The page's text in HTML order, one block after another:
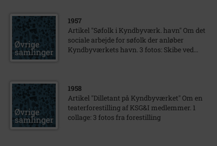
1957
Artikel "Søfolk i Kyndbyværk. havn" Om det
sociale arbejde for søfolk der anløber
Kyndbyværkets havn. 3 fotos: Skibe ved...
1958
Artikel "Dilletant på Kyndbyværket" Om en
teaterforestilling af KSG&I medlemmer. 1
collage: 3 fotos fra forestilling